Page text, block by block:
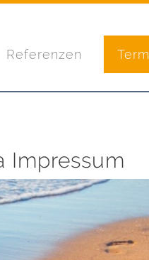
Referenzen
Impressum